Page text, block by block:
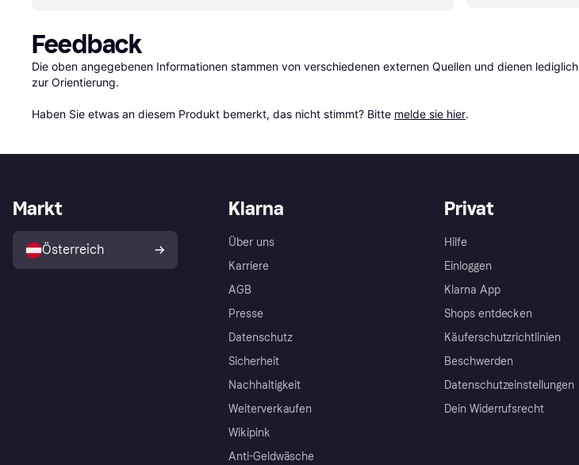
Feedback
Die oben angegebenen Informationen stammen von verschiedenen externen Quellen und dienen lediglich
zur Orientierung.
Haben Sie etwas an diesem Produkt bemerkt, das nicht stimmt? Bitte melde sie hier.
Klarna
Über uns
Karriere
AGB
Presse
Datenschutz
Sicherheit
Nachhaltigkeit
Weiterverkaufen
Wikipink
Anti-Geldwäsche
Privat
Hilfe
Einloggen
Klarna App
Shops entdecken
Käuferschutzrichtlinien
Beschwerden
Datenschutzeinstellungen
Dein Widerrufsrecht
Markt
Österreich